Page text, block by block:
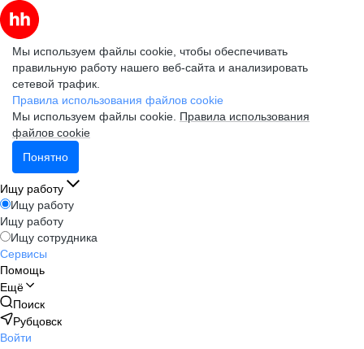
Мы используем файлы cookie, чтобы обеспечивать
правильную работу нашего веб-сайта и анализировать
сетевой трафик.
Правила использования файлов cookie
Мы используем файлы cookie. Правила использования
файлов cookie
Понятно
Ищу работу
Ищу работу
Ищу работу
Ищу сотрудника
Сервисы
Помощь
Ещё
Поиск
Рубцовск
Войти